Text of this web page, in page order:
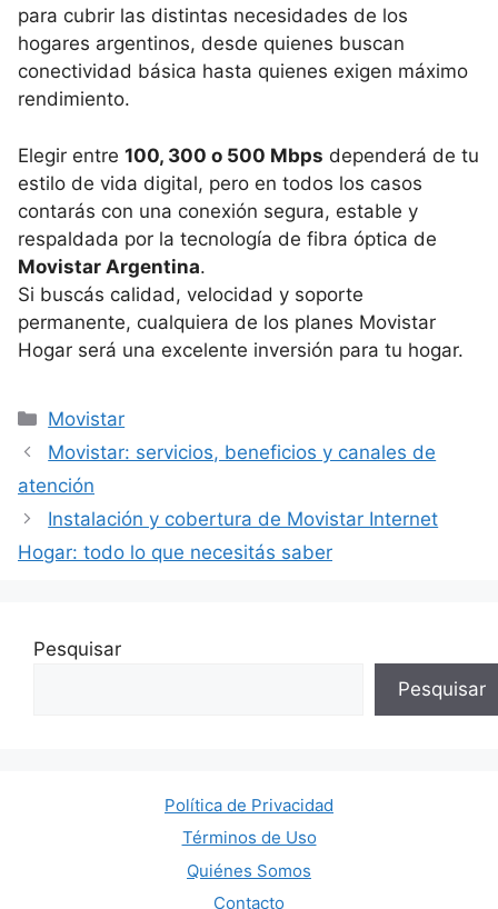
para cubrir las distintas necesidades de los
hogares argentinos, desde quienes buscan
conectividad básica hasta quienes exigen máximo
rendimiento.
Elegir entre 100, 300 o 500 Mbps dependerá de tu
estilo de vida digital, pero en todos los casos
contarás con una conexión segura, estable y
respaldada por la tecnología de fibra óptica de
Movistar Argentina.
Si buscás calidad, velocidad y soporte
permanente, cualquiera de los planes Movistar
Hogar será una excelente inversión para tu hogar.
Categorías
Movistar
Movistar: servicios, beneficios y canales de
atención
Instalación y cobertura de Movistar Internet
Hogar: todo lo que necesitás saber
Pesquisar
Pesquisar
Política de Privacidad
Términos de Uso
Quiénes Somos
Contacto